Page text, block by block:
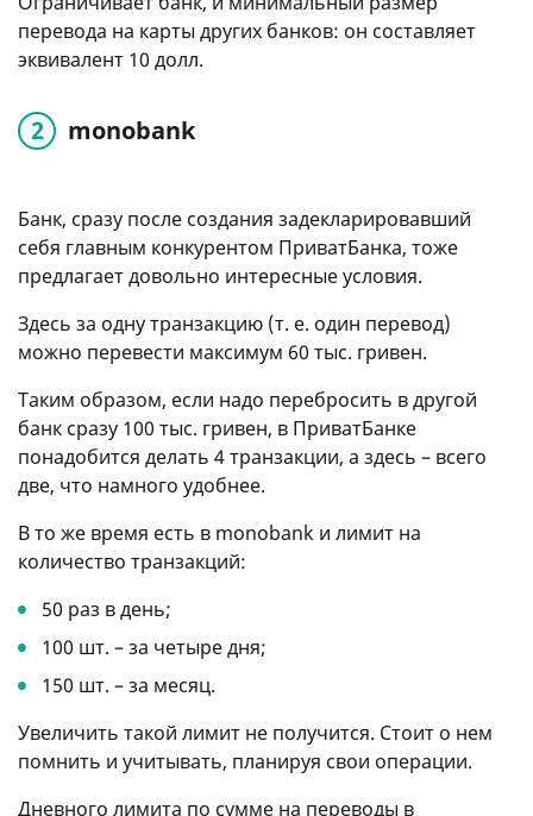
перевода на карты других банков: он составляет
эквивалент 10 долл.
monobank
Банк, сразу после создания задекларировавший
себя главным конкурентом ПриватБанка, тоже
предлагает довольно интересные условия.
Здесь за одну транзакцию (т. е. один перевод)
можно перевести максимум 60 тыс. гривен.
Таким образом, если надо перебросить в другой
банк сразу 100 тыс. гривен, в ПриватБанке
понадобится делать 4 транзакции, а здесь – всего
две, что намного удобнее.
В то же время есть в monobank и лимит на
количество транзакций:
50 раз в день;
100 шт. – за четыре дня;
150 шт. – за месяц.
Увеличить такой лимит не получится. Стоит о нем
помнить и учитывать, планируя свои операции.
Дневного лимита по сумме на переводы в